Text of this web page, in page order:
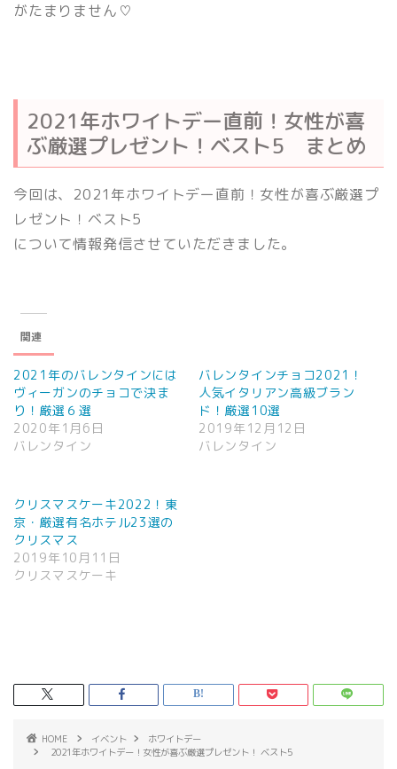
がたまりません♡
2021年ホワイトデー直前！女性が喜
ぶ厳選プレゼント！ベスト5 まとめ
今回は、2021年ホワイトデー直前！女性が喜ぶ厳選プ
レゼント！ベスト5
について情報発信させていただきました。
関連
2021年のバレンタインには
ヴィーガンのチョコで決ま
り！厳選６選
2020年1月6日
バレンタイン
バレンタインチョコ2021！
人気イタリアン高級ブラン
ド！厳選10選
2019年12月12日
バレンタイン
クリスマスケーキ2022！東
京・厳選有名ホテル23選の
クリスマス
2019年10月11日
クリスマスケーキ
HOME イベント
ホワイトデー
2021年ホワイトデー！女性が喜ぶ厳選プレゼント！ ベスト5